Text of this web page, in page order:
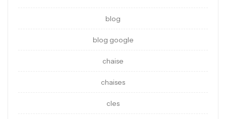
blog
blog google
chaise
chaises
cles